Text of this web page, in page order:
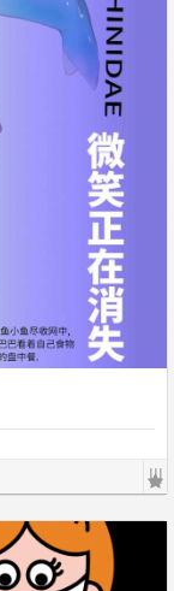
|||